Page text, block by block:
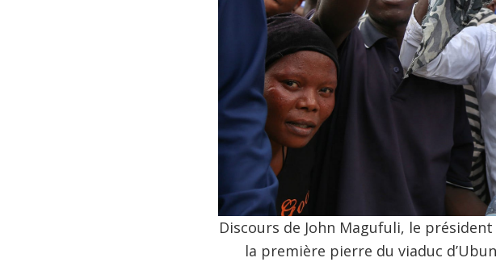
Discours de John Magufuli, le
la première pierre du viaduc